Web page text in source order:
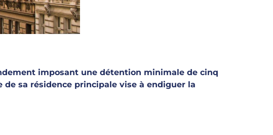
imposant une détention minimale de cinq
sa résidence principale vise à endiguer la